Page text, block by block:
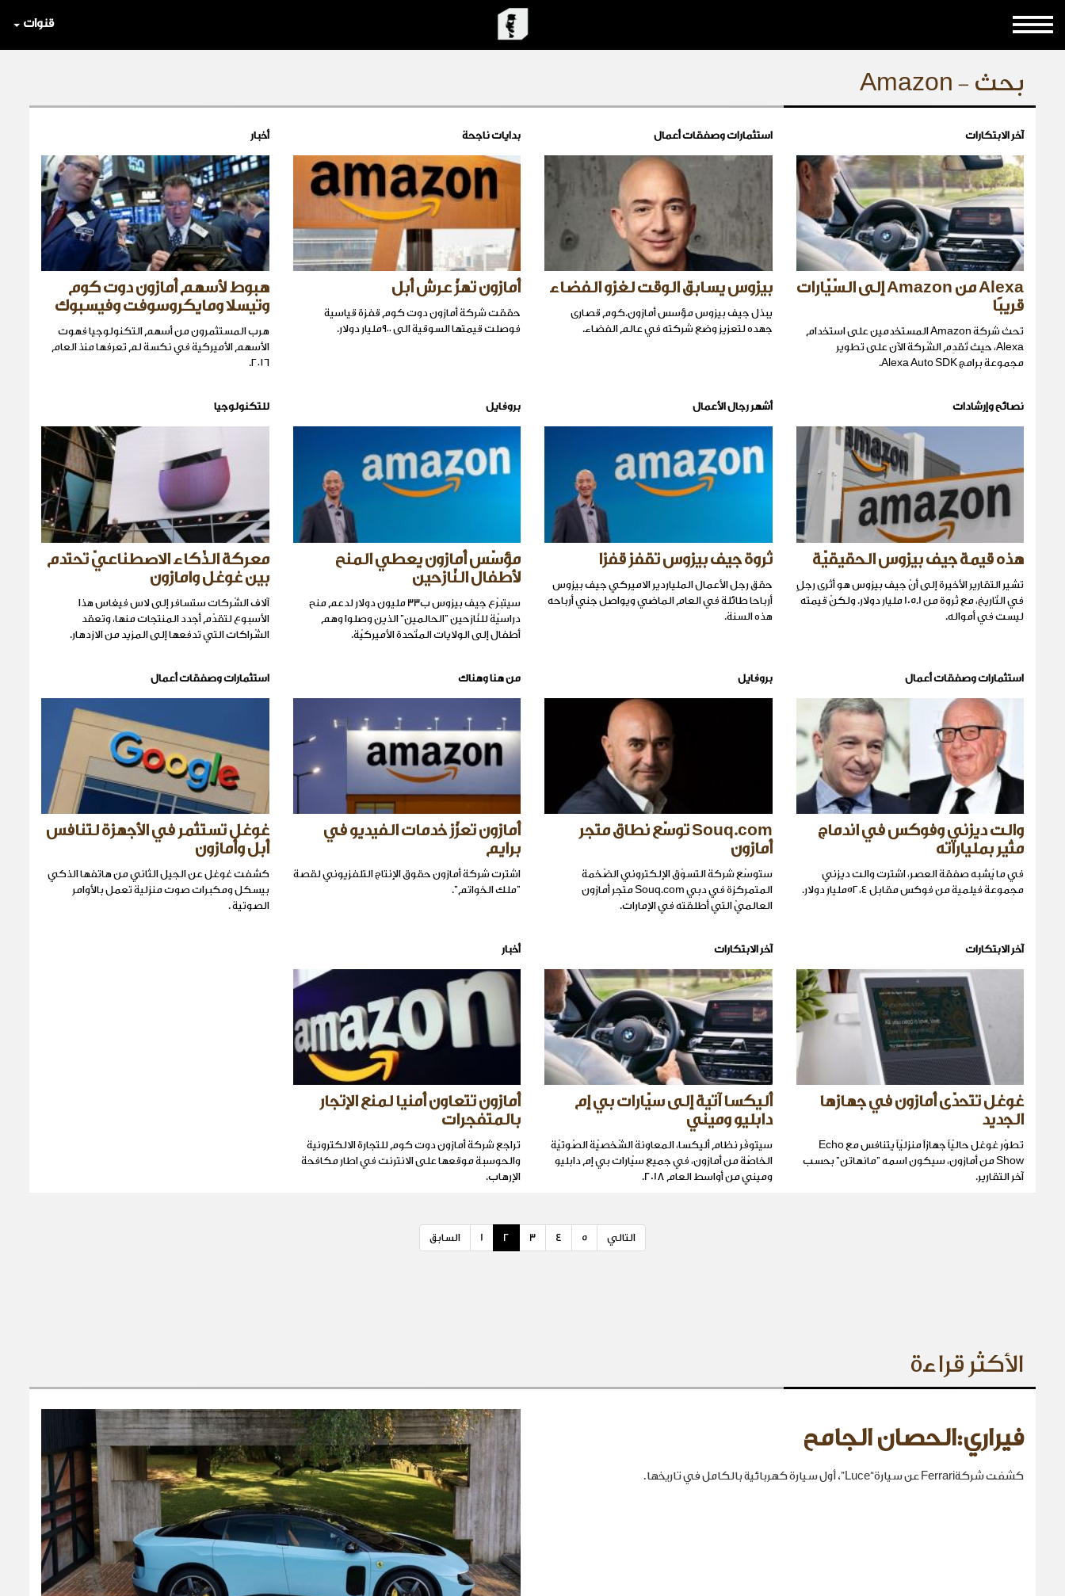
قنوات
بحث - Amazon
آخر الابتكارات
Alexa من Amazon إلى السّيّارات
قريبًا
تحث شركة Amazon المستخدمين على استخدام
Alexa، حيث تُقدِم الشّركة الآن على تطوير
مجموعة برامج Alexa Auto SDK.
استثمارات وصفقات أعمال
بيزوس يسابق الوقت لغزو الفضاء
يبذل جيف بيزوس مؤسس أمازون.كوم قصارى
جهده لتعزيز وضع شركته في عالم الفضاء.
بدايات ناجحة
أمازون تهزّ عرش أبل
حققت شركة أمازون دوت كوم قفزة قياسية
فوصلت قيمتها السوقية الى ٩٠٠مليار دولار.
أخبار
هبوط لأسهم أمازون دوت كوم
وتيسلا ومايكروسوفت وفيسبوك
هرب المستثمرون من أسهم التكنولوجيا فهوت
الأسهم الأميركية في نكسة لم تعرفها منذ العام
٢٠١٦.
نصائح وإرشادات
هذه قيمة جيف بيزوس الحقيقيّة
تشير التقارير الأخيرة إلى أنّ جيف بيزوس هو أثرى رجلٍ
في التّاريخ، مع ثروة من 105.1 مليار دولار. ولكنّ قيمته
ليست في أمواله.
أشهر رجال الأعمال
ثروة جيف بيزوس تقفز قفزا
حقق رجل الأعمال الملياردير الاميركي جيف بيزوس
أرباحا طائلة في العام الماضي ويواصل جني أرباحه
هذه السنة.
بروفايل
مؤسّس أمازون يعطي المنح
لأطفال النّازحين
سيتبرّع جيف بيزوس ب33 مليون دولار لدعم منح
دراسيّة للنّازحين "الحالمين" الذين وصلوا وهم
أطفال إلى الولايات المتّحدة الأميركيّة.
للتكنولوجيا
معركة الذّكاء الاصطناعيّ تحتدم
بين غوغل وامازون
آلاف الشّركات ستسافر إلى لاس فيغاس هذا
الأسبوع لتقدّم أجدد المنتجات منها، وتعقد
الشّراكات التي تدفعها إلى المزيد من الازدهار.
استثمارات وصفقات أعمال
والت ديزني وفوكس في اندماج
مثير بملياراته
في ما يُشبه صفقة العصر، اشترت والت ديزني
مجموعة فيلمية من فوكس مقابل ٥٢،٤مليار دولار.
بروفايل
Souq.com توسّع نطاق متجر
أمازون
ستوسّع شركة التسوّق الإلكتروني الضّخمة
المتمركزة في دبي Souq.com متجر أمازون
العالميّ التي أطلقته في الإمارات.
من هنا وهناك
أمازون تعزّز خدمات الفيديو في
برايم
اشترت شركة أمازون حقوق الإنتاج التلفزيوني لقصة
"ملك الخواتم".
استثمارات وصفقات أعمال
غوغل تستثمر في الأجهزة لتنافس
أبل وأمازون
كشفت غوغل عن الجيل الثاني من هاتفها الذكي
بيسكل ومكبرات صوت منزلية تعمل بالأوامر
الصوتية .
آخر الابتكارات
غوغل تتحدّى أمازون في جهازها
الجديد
تطوّر غوغل حاليّاً جهازاً منزليّاً يتنافس مع Echo
Show من أمازون، سيكون اسمه "مانهاتن" بحسب
آخر التقارير.
آخر الابتكارات
أليكسا آتية إلى سيّارات بي إم
دابليو وميني
سيتوفّر نظام أليكسا، المعاونة الشّخصيّة الصّوتيّة
الخاصّة من أمازون، في جميع سيّارات بي إم دابليو
وميني من أواسط العام 2018.
أخبار
أمازون تتعاون أمنيا لمنع الإتجار
بالمتفجرات
تراجع شركة أمازون دوت كوم للتجارة الالكترونية
والحوسبة موقعها على الانترنت في اطار مكافحة
الإرهاب.
السابق 1 2 3 4 5 التالي
الأكثر قراءة
فيراري:الحصان الجامح
كشفت شركةFerrari عن سيارة“Luce”، أول سيارة كهربائية بالكامل في تاريخها.